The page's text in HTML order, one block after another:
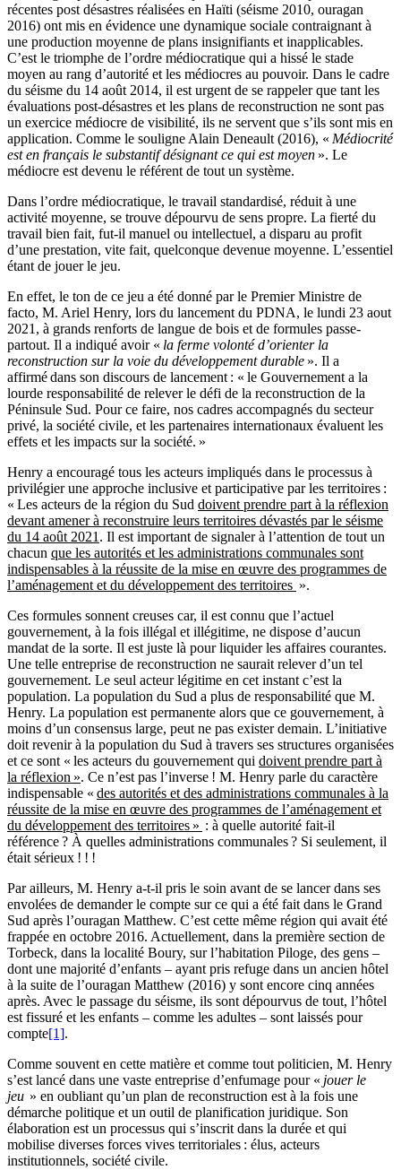
récentes post désastres réalisées en Haïti (séisme 2010, ouragan
2016) ont mis en évidence une dynamique sociale contraignant à
une production moyenne de plans insignifiants et inapplicables.
C’est le triomphe de l’ordre médiocratique qui a hissé le stade
moyen au rang d’autorité et les médiocres au pouvoir. Dans le cadre
du séisme du 14 août 2014, il est urgent de se rappeler que tant les
évaluations post-désastres et les plans de reconstruction ne sont pas
un exercice médiocre de visibilité, ils ne servent que s’ils sont mis en
application. Comme le souligne Alain Deneault (2016), « Médiocrité
est en français le substantif désignant ce qui est moyen ». Le
médiocre est devenu le référent de tout un système.
Dans l’ordre médiocratique, le travail standardisé, réduit à une
activité moyenne, se trouve dépourvu de sens propre. La fierté du
travail bien fait, fut-il manuel ou intellectuel, a disparu au profit
d’une prestation, vite fait, quelconque devenue moyenne. L’essentiel
étant de jouer le jeu.
En effet, le ton de ce jeu a été donné par le Premier Ministre de
facto, M. Ariel Henry, lors du lancement du PDNA, le lundi 23 aout
2021, à grands renforts de langue de bois et de formules passe-
partout. Il a indiqué avoir « la ferme volonté d’orienter la
reconstruction sur la voie du développement durable ». Il a
affirmé dans son discours de lancement : « le Gouvernement a la
lourde responsabilité de relever le défi de la reconstruction de la
Péninsule Sud. Pour ce faire, nos cadres accompagnés du secteur
privé, la société civile, et les partenaires internationaux évaluent les
effets et les impacts sur la société. »
Henry a encouragé tous les acteurs impliqués dans le processus à
privilégier une approche inclusive et participative par les territoires :
« Les acteurs de la région du Sud doivent prendre part à la réflexion
devant amener à reconstruire leurs territoires dévastés par le séisme
du 14 août 2021 . Il est important de signaler à l’attention de tout un
chacun que les autorités et les administrations communales sont
indispensables à la réussite de la mise en œuvre des programmes de
l’aménagement et du développement des territoires ».
Ces formules sonnent creuses car, il est connu que l’actuel
gouvernement, à la fois illégal et illégitime, ne dispose d’aucun
mandat de la sorte. Il est juste là pour liquider les affaires courantes.
Une telle entreprise de reconstruction ne saurait relever d’un tel
gouvernement. Le seul acteur légitime en cet instant c’est la
population. La population du Sud a plus de responsabilité que M.
Henry. La population est permanente alors que ce gouvernement, à
moins d’un consensus large, peut ne pas exister demain. L’initiative
doit revenir à la population du Sud à travers ses structures organisées
et ce sont « les acteurs du gouvernement qui doivent prendre part à
la réflexion ». Ce n’est pas l’inverse ! M. Henry parle du caractère
indispensable « des autorités et des administrations communales à la
réussite de la mise en œuvre des programmes de l’aménagement et
du développement des territoires » : à quelle autorité fait-il
référence ? À quelles administrations communales ? Si seulement, il
était sérieux ! ! !
Par ailleurs, M. Henry a-t-il pris le soin avant de se lancer dans ses
envolées de demander le compte sur ce qui a été fait dans le Grand
Sud après l’ouragan Matthew. C’est cette même région qui avait été
frappée en octobre 2016. Actuellement, dans la première section de
Torbeck, dans la localité Boury, sur l’habitation Piloge, des gens –
dont une majorité d’enfants – ayant pris refuge dans un ancien hôtel
à la suite de l’ouragan Matthew (2016) y sont encore cinq années
après. Avec le passage du séisme, ils sont dépourvus de tout, l’hôtel
est fissuré et les enfants – comme les adultes – sont laissés pour
compte[1].
Comme souvent en cette matière et comme tout politicien, M. Henry
s’est lancé dans une vaste entreprise d’enfumage pour « jouer le
jeu » en oubliant qu’un plan de reconstruction est à la fois une
démarche politique et un outil de planification juridique. Son
élaboration est un processus qui s’inscrit dans la durée et qui
mobilise diverses forces vives territoriales : élus, acteurs
institutionnels, société civile.